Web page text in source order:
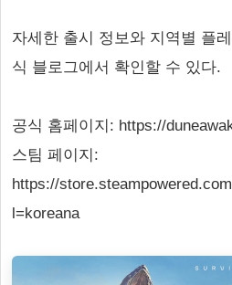
자세한 출시 정보와 지역별 플
식 블로그에서 확인할 수 있다.
공식 홈페이지: https://
스팀 페이지:
https://
l=koreana